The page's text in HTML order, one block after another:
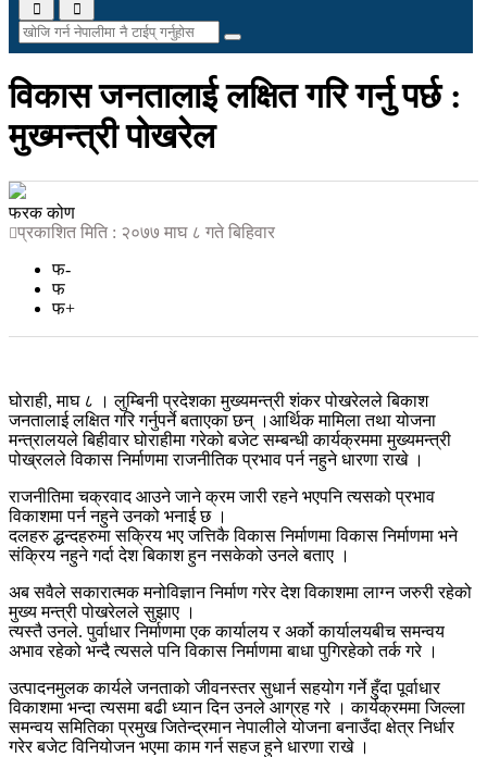
विकास जनतालाई लक्षित गरि गर्नु पर्छ :
मुख्मन्त्री पोखरेल
फरक कोण
प्रकाशित मिति : २०७७ माघ ८ गते बिहिवार
फ-
फ
फ+
घोराही, माघ ८ । लुम्बिनी प्रदेशका मुख्यमन्त्री शंकर पोखरेलले बिकाश
जनतालाई लक्षित गरि गर्नुपर्ने बताएका छन् ।आर्थिक मामिला तथा योजना
मन्त्रालयले बिहीवार घोराहीमा गरेको बजेट सम्बन्धी कार्यक्रममा मुख्यमन्त्री
पोख्रलले विकास निर्माणमा राजनीतिक प्रभाव पर्न नहुने धारणा राखे ।
राजनीतिमा चक्रवाद आउने जाने क्रम जारी रहने भएपनि त्यसको प्रभाव
विकाशमा पर्न नहुने उनको भनाई छ ।
दलहरु द्धन्दहरुमा सक्रिय भए जत्तिकै विकास निर्माणमा विकास निर्माणमा भने
संक्रिय नहुने गर्दा देश बिकाश हुन नसकेको उनले बताए ।
अब सवैले सकारात्मक मनोविज्ञान निर्माण गरेर देश विकाशमा लाग्न जरुरी रहेको
मुख्य मन्त्री पोखरेलले सुझाए ।
त्यस्तै उनले. पुर्वाधार निर्माणमा एक कार्यालय र अर्को कार्यालयबीच समन्वय
अभाव रहेको भन्दै त्यसले पनि विकास निर्माणमा बाधा पुगिरहेको तर्क गरे ।
उत्पादनमुलक कार्यले जनताको जीवनस्तर सुधार्न सहयोग गर्ने हुँदा पूर्वाधार
विकाशमा भन्दा त्यसमा बढी ध्यान दिन उनले आग्रह गरे । कार्यक्रममा जिल्ला
समन्वय समितिका प्रमुख जितेन्द्रमान नेपालीले योजना बनाउँदा क्षेत्र निर्धार
गरेर बजेट विनियोजन भएमा काम गर्न सहज हुने धारणा राखे ।